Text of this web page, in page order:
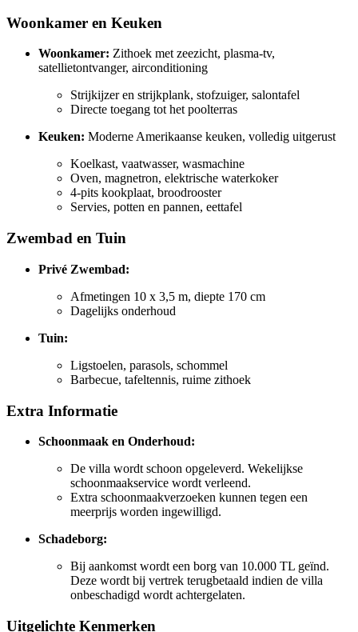
Woonkamer en Keuken
Woonkamer: Zithoek met zeezicht, plasma-tv,
satellietontvanger, airconditioning
Strijkijzer en strijkplank, stofzuiger, salontafel
Directe toegang tot het poolterras
Keuken: Moderne Amerikaanse keuken, volledig uitgerust
Koelkast, vaatwasser, wasmachine
Oven, magnetron, elektrische waterkoker
4-pits kookplaat, broodrooster
Servies, potten en pannen, eettafel
Zwembad en Tuin
Privé Zwembad:
Afmetingen 10 x 3,5 m, diepte 170 cm
Dagelijks onderhoud
Tuin:
Ligstoelen, parasols, schommel
Barbecue, tafeltennis, ruime zithoek
Extra Informatie
Schoonmaak en Onderhoud:
De villa wordt schoon opgeleverd. Wekelijkse
schoonmaakservice wordt verleend.
Extra schoonmaakverzoeken kunnen tegen een
meerprijs worden ingewilligd.
Schadeborg:
Bij aankomst wordt een borg van 10.000 TL geïnd.
Deze wordt bij vertrek terugbetaald indien de villa
onbeschadigd wordt achtergelaten.
Uitgelichte Kenmerken